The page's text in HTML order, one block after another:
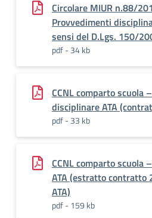
Circolare MIUR n.88/
Provvedimenti
sensi del D.Lgs. 150/
pdf - 34 kb
CCNL comparto scuola
disciplinare ATA
pdf - 33 kb
CCNL comparto scuola
ATA (estratto contratto
ATA)
pdf - 159 kb